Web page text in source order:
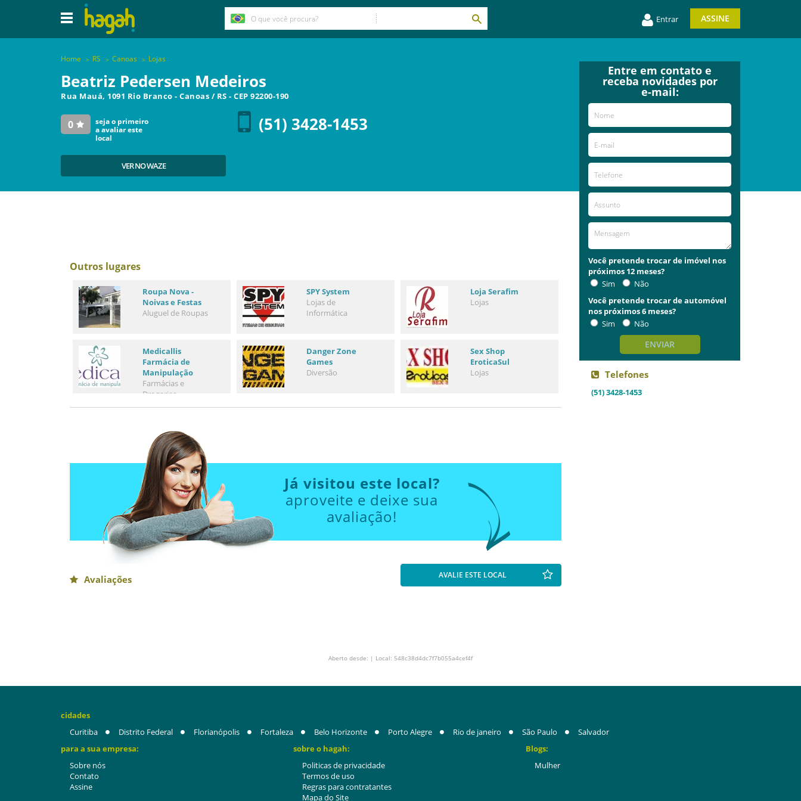
Entrar ASSINE
Home RS Canoas Lojas
Beatriz Pedersen Medeiros
Rua Mauá, 1091 Rio Branco - Canoas / RS - CEP 92200-190
0
seja o primeiro
a avaliar este
local
(51) 3428-1453
VER NO WAZE
Outros lugares
Roupa Nova -
Noivas e Festas
Aluguel de Roupas
SPY System
Lojas de
Informática
Loja Serafim
Lojas
Medicallis
Farmácia de
Manipulação
Farmácias e
Drogarias
Danger Zone
Games
Diversão
Sex Shop
EroticaSul
Lojas
Já visitou este local?
aproveite e deixe sua
avaliação!
Avaliações AVALIE ESTE LOCAL
Entre em contato e
receba novidades por
e-mail:
Você pretende trocar de imóvel nos
próximos 12 meses?
Sim
Não
Você pretende trocar de automóvel
nos próximos 6 meses?
Sim
Não
ENVIAR
Telefones
(51) 3428-1453
Aberto desde: | Local: 548c38d4dc7f7b055a4cef4f
cidades
Curitiba
Distrito Federal Florianópolis Fortaleza Belo Horizonte Porto Alegre Rio de janeiro São Paulo
Salvador
para a sua empresa:
Sobre nós
Contato
Assine
sobre o hagah:
Politicas de privacidade
Termos de uso
Regras para contratantes
Mapa do Site
Blogs:
Mulher